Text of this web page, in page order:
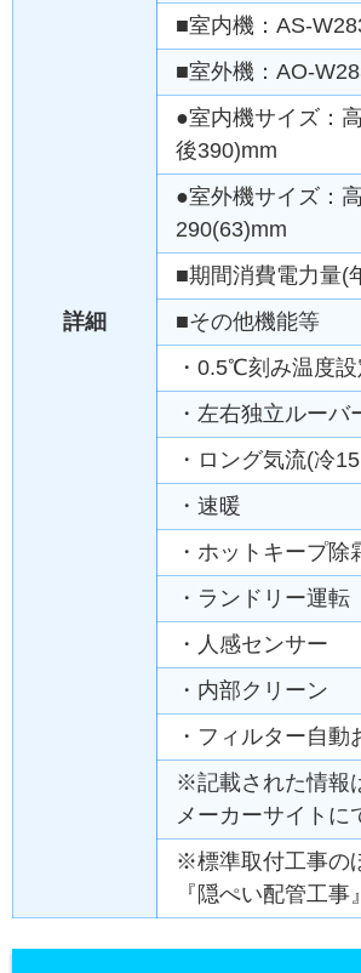
詳細
■室内機：AS-
■室外機：AO-
●室内機サイズ：
後390)mm
●室外機サイズ：
290(63)mm
■期間消費電力量(
■その他機能等
・0.5℃刻み温度設
・左右独立ルーバ
・ロング気流(冷
・速暖
・ホットキープ除
・ランドリー運転
・人感センサー
・内部クリーン
・フィルター自動
※記載された情報
メーカーサイトに
※標準取付工事の
『隠ぺい配管工事